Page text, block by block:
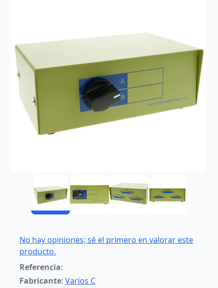
No hay opiniones; sé el primero en valorar este
producto.
Referencia:
Fabricante: Varios C